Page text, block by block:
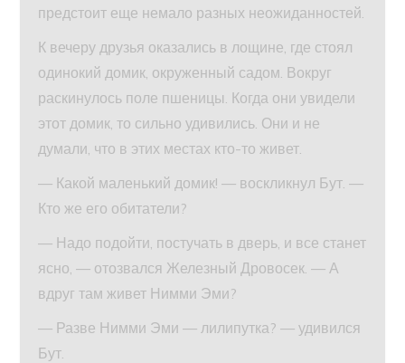
предстоит еще немало разных неожиданностей.
К вечеру друзья оказались в лощине, где стоял
одинокий домик, окруженный садом. Вокруг
раскинулось поле пшеницы. Когда они увидели
этот домик, то сильно удивились. Они и не
думали, что в этих местах кто-то живет.
— Какой маленький домик! — воскликнул Бут. —
Кто же его обитатели?
— Надо подойти, постучать в дверь, и все станет
ясно, — отозвался Железный Дровосек. — А
вдруг там живет Нимми Эми?
— Разве Нимми Эми — лилипутка? — удивился
Бут.